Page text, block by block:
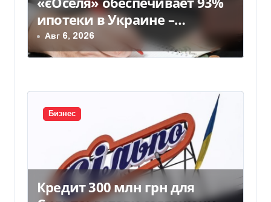
ипотеки в Украине –
банкиры
Авг 6, 2026
Бизнес
Кредит 300 млн грн для